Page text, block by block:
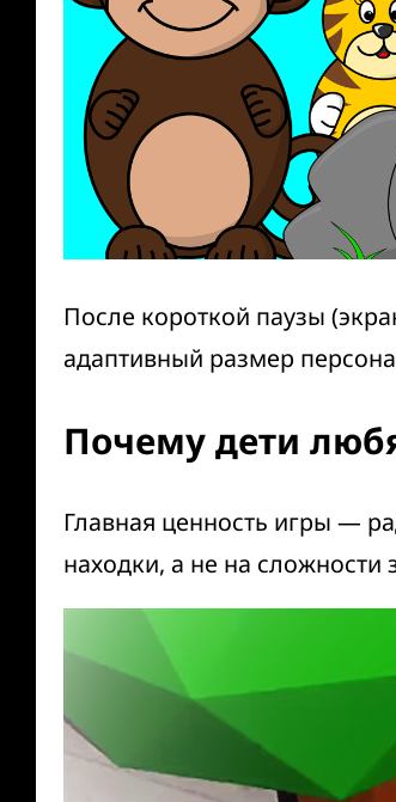
После короткой паузы
адаптивный размер
Почему дети
Главная ценность игры —
находки, а не на сложности